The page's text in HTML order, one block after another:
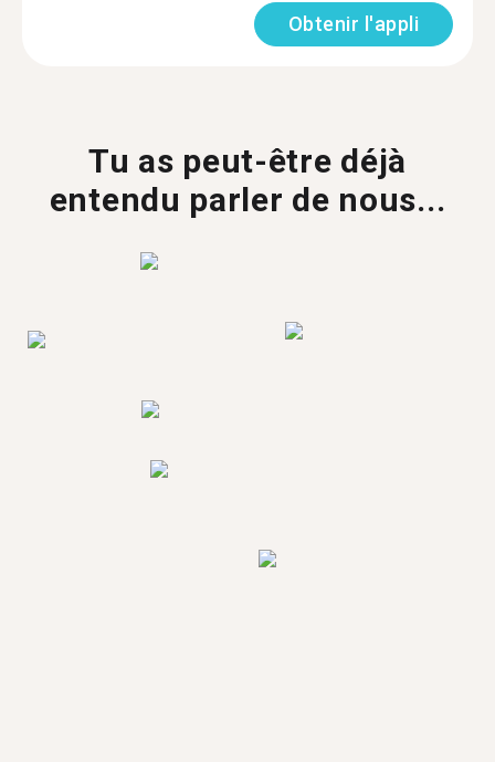
Obtenir l'appli
Tu as peut-être déjà
entendu parler de nous...